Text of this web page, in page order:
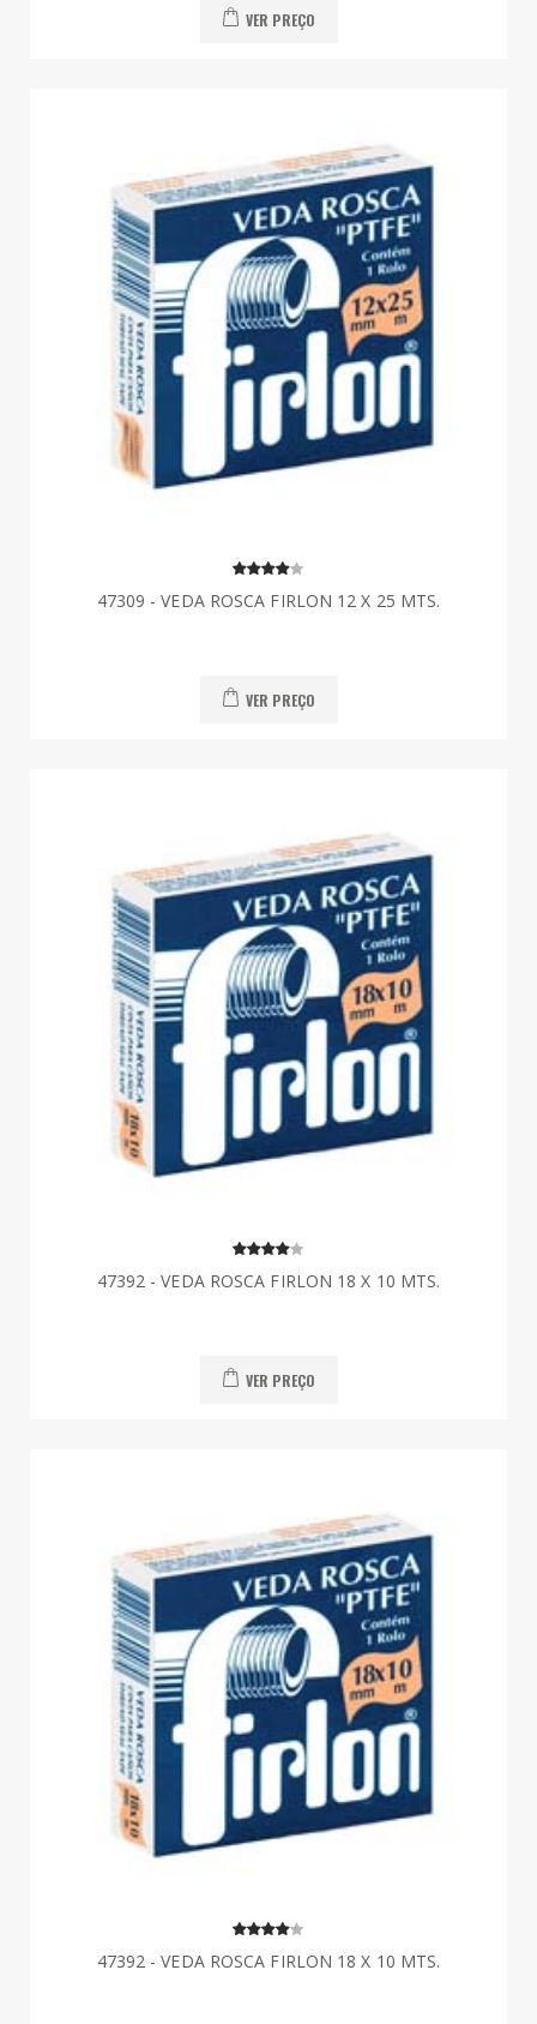
VER PREÇO
47309 - VEDA ROSCA FIRLON 12 X 25 MTS.
VER PREÇO
47392 - VEDA ROSCA FIRLON 18 X 10 MTS.
VER PREÇO
47392 - VEDA ROSCA FIRLON 18 X 10 MTS.